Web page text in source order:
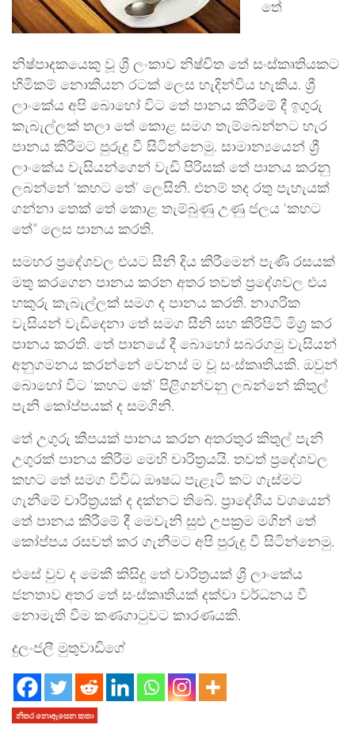
තේ
නිෂ්පාදකයෙකු වූ ශ්‍රී ලංකාව නිෂ්චිත තේ සංස්කෘතියකට
හිමිකම් නොකියන රටක් ලෙස හැදින්විය හැකිය. ශ්‍රී
ලාංකේය අපි බොහෝ විට තේ පානය කිරීමේ දී ඉගුරු
කැබැල්ලක් තලා තේ කොළ සමග තැම්බෙන්නට හැර
පානය කිරීමට පුරුදු වී සිටින්නෙමු. සාමාන්‍යයෙන් ශ්‍රී
ලාංකේය වැසියන්ගෙන් වැඩි පිරිසක් තේ පානය කරනු
ලබන්නේ ‘කහට තේ’ ලෙසිනි. එනම් තද රතු පැහැයක්
ගන්නා තෙක් තේ කොළ තැම්බුණු උණු ජලය ‘කහට
තේ” ලෙස පානය කරති.
සමහර ප්‍රදේශවල එයට සීනි දිය කිරීමෙන් පැණි රසයක්
මතු කරගෙන පානය කරන අතර තවත් ප්‍රදේශවල එය
හකුරු කැබැල්ලක් සමග ද පානය කරති. නාගරික
වැසියන් වැඩිදෙනා තේ සමග සීනි සහ කිරිපිටි මිශ්‍ර කර
පානය කරති. තේ පානයේ දී බොහෝ සබරගමු වැසියන්
අනුගමනය කරන්නේ වෙනස් ම වූ සංස්කෘතියකි. ඔවුන්
බොහෝ විට ‘කහට තේ’ පිළිගන්වනු ලබන්නේ කිතුල්
පැනි කෝප්පයක් ද සමගිනි.
තේ උගුරු කීපයක් පානය කරන අතරතුර කිතුල් පැනි
උගුරක් පානය කිරීම මෙහි චාරිත්‍රයයි. තවත් ප්‍රදේශවල
කහට තේ සමග විවිධ ඖෂධ පැළෑටි කට ගැස්මට
ගැනීමේ චාරිත්‍රයක් ද දක්නට තිබේ. ප්‍රාදේශීය වශයෙන්
තේ පානය කිරීමේ දී මෙවැනි සුළු උපක්‍රම මගින් තේ
කෝප්පය රසවත් කර ගැනීමට අපි පුරුදු වී සිටින්නෙමු.
එසේ වුව ද මෙකී කිසිදු තේ චාරිත්‍රයක් ශ්‍රී ලාංකේය
ජනතාව අතර තේ සංස්කෘතියක් දක්වා වර්ධනය වී
නොමැති වීම කණගාටුවට කාරණයකි.
දුලංජලී මුතුවාඩිගේ
නිතර නොඇසෙන කතා